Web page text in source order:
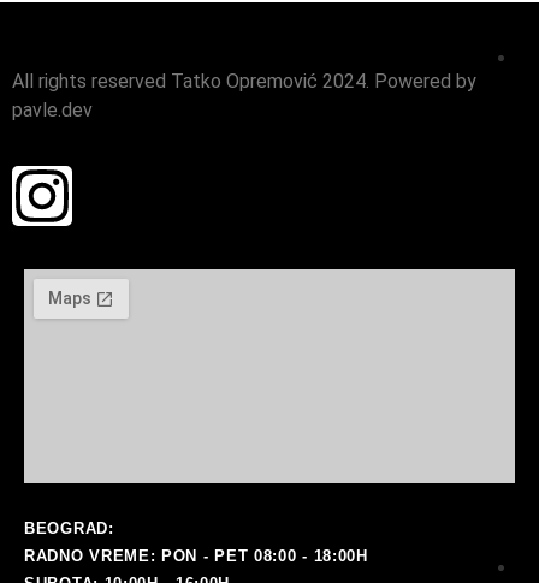
All rights reserved Tatko Opremović 2024. Powered by
pavle.dev
BEOGRAD:
RADNO VREME: PON - PET 08:00 - 18:00H